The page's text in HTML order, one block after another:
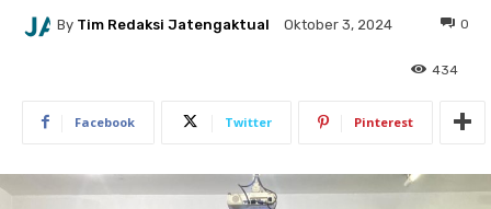
By Tim Redaksi Jatengaktual Oktober 3, 2024 0
434
Facebook Twitter Pinterest